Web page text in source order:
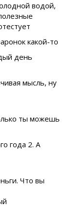
водой,
какой-то
день
мысль, ну
ты можешь
года 2. А
Что вы